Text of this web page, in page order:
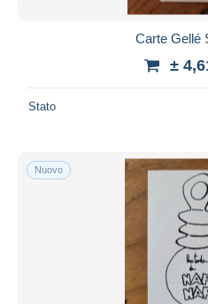
Carte Gellé
±
Stato
Nuovo